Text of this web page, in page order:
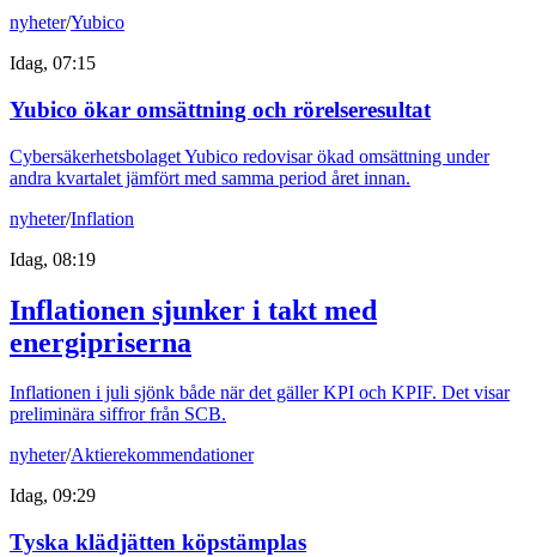
nyheter/Yubico
Idag, 07:15
Yubico ökar omsättning och rörelseresultat
Cybersäkerhetsbolaget Yubico redovisar ökad omsättning under
andra kvartalet jämfört med samma period året innan.
nyheter/Inflation
Idag, 08:19
Inflationen sjunker i takt med
energipriserna
Inflationen i juli sjönk både när det gäller KPI och KPIF. Det visar
preliminära siffror från SCB.
nyheter/Aktierekommendationer
Idag, 09:29
Tyska klädjätten köpstämplas